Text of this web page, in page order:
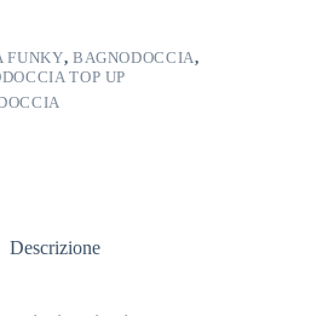
FUNKY, BAGNODOCCIA,
TOP UP
Descrizione